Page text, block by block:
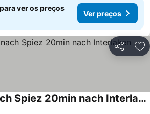
ver os preços
Ver preços
Partilhar
am See 5min nach Spiez 20min nach Interlaken